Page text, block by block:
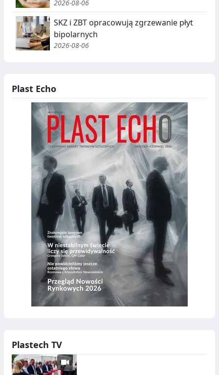
2026-08-06
SKZ i ZBT opracowują zgrzewanie płyt
bipolarnych
2026-08-06
Plast Echo
Plastech TV